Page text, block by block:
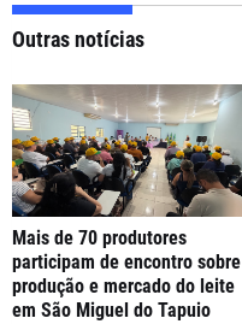
Outras notícias
Mais de 70 produtores
participam de encontro sobre
produção e mercado do leite
em São Miguel do Tapuio